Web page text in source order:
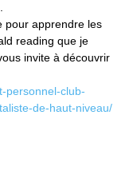
pour apprendre les
reading que je
invite à découvrir
personnel-club-
de-haut-niveau/